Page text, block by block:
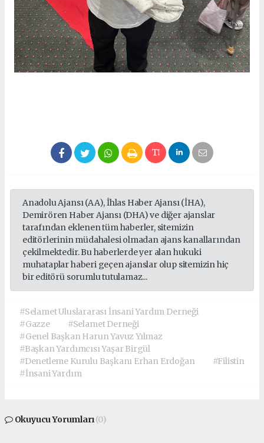
Anadolu Ajansı (AA), İhlas Haber Ajansı (İHA),
Demirören Haber Ajansı (DHA) ve diğer ajanslar
tarafından eklenen tüm haberler, sitemizin
editörlerinin müdahalesi olmadan ajans kanallarından
çekilmektedir. Bu haberlerde yer alan hukuki
muhataplar haberi geçen ajanslar olup sitemizin hiç
bir editörü sorumlu tutulamaz...
#Selamet Uluslararası İnsani Yardım Derneği
#Gazze
#Selamet Derneği
#Genel Başkan Harun Yavuz Yılmaz
#Başkan Yardımcısı Yaşar Birgül
#Denetleme Kurulu Başkanı Erhan Erdoğan
#Filistin
#İnsani Yardım
Okuyucu Yorumları(0)